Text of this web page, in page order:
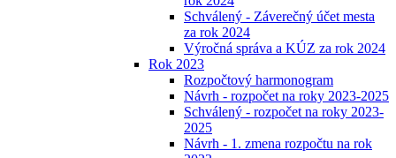
Schválený - Záverečný účet mesta
za rok 2024
Výročná správa a KÚZ za rok 2024
Rok 2023
Rozpočtový harmonogram
Návrh - rozpočet na roky 2023-2025
Schválený - rozpočet na roky 2023-
2025
Návrh - 1. zmena rozpočtu na rok